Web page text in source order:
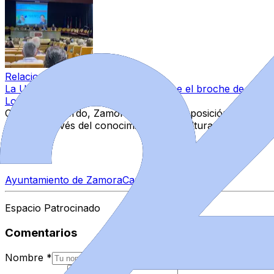
Relacionado
La Universidad de la Experiencia pone el broche de oro
Local
Con este acuerdo, Zamora refuerza su posición en el
ciudad a través del conocimiento y la cultura.
Ayuntamiento de ZamoraCampus Viriato
Espacio Patrocinado
Comentarios
Nombre *